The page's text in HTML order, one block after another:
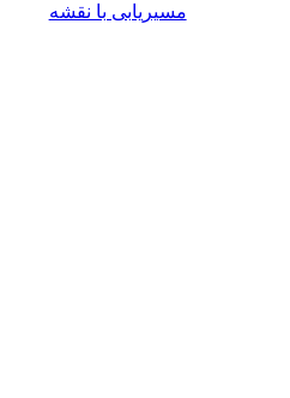
مسیریابی با نقشه